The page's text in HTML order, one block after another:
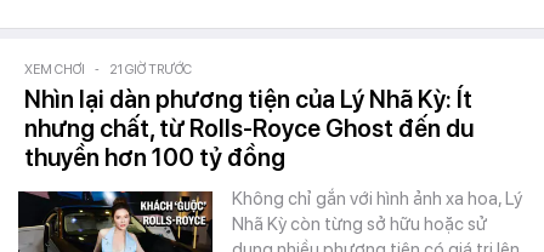
XEM CHƠI - 21 GIỜ TRƯỚC
Nhìn lại dàn phương tiện của Lý Nhã Kỳ: Ít
nhưng chất, từ Rolls-Royce Ghost đến du
thuyền hơn 100 tỷ đồng
Không chỉ gắn với hình ảnh xa hoa, Lý
Nhã Kỳ còn từng sở hữu hoặc sử